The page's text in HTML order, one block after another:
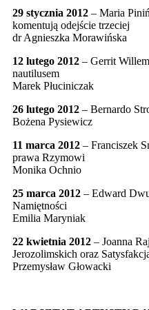
29 stycznia 2012 – Maria
komentują odejście trzeciej
dr Agnieszka Morawińska
12 lutego 2012 – Gerrit
nautilusem
Marek Płuciniczak
26 lutego 2012 – Bernardo
Bożena Pysiewicz
11 marca 2012 – Franciszek
prawa Rzymowi
Monika Ochnio
25 marca 2012 – Edward
Namiętności
Emilia Maryniak
22 kwietnia 2012 – Joanna
Jerozolimskich oraz
Przemysław Głowacki